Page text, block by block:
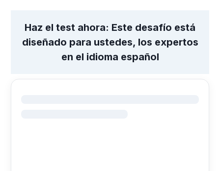
Haz el test ahora: Este desafío está
diseñado para ustedes, los expertos
en el idioma español